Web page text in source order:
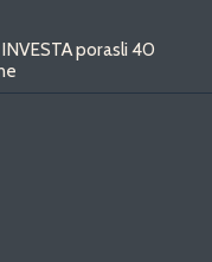
porasli 40